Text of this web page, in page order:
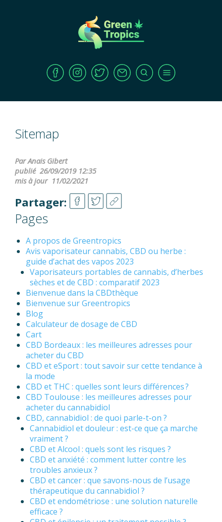
Sitemap
Par Anais Gibert
publié 26/09/2019 12:35
mis à jour 11/02/2021
Partager:
Pages
A propos de Greentropics
Avis vaporisateur cannabis, CBD ou herbe :
guide d’achat des vapos 2023
Vaporisateurs portables de cannabis, d’herbes
sèches et de CBD : comparatif 2023
Bienvenue dans la CBDthèque
Bienvenue sur Greentropics
Blog
Calculateur de dosage de CBD
Cart
CBD Bordeaux : les meilleures adresses pour
acheter du CBD
CBD et eSport : tout savoir sur cette tendance à
la mode
CBD et THC : quelles sont leurs différences ?
CBD Toulouse : les meilleures adresses pour
acheter du cannabidiol
CBD, cannabidiol : de quoi parle-t-on ?
Cannabidiol et douleur : est-ce que ça marche
vraiment ?
CBD et Alcool : quels sont les risques ?
CBD et anxiété : comment lutter contre les
troubles anxieux ?
CBD et cancer : que savons-nous de l’usage
thérapeutique du cannabidiol ?
CBD et endométriose : une solution naturelle
efficace ?